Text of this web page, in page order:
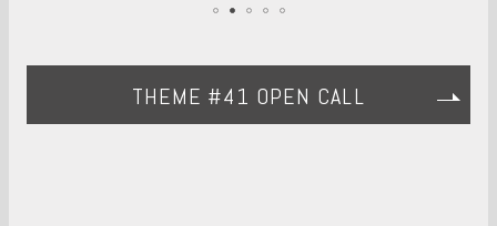
THEME #41 OPEN CALL